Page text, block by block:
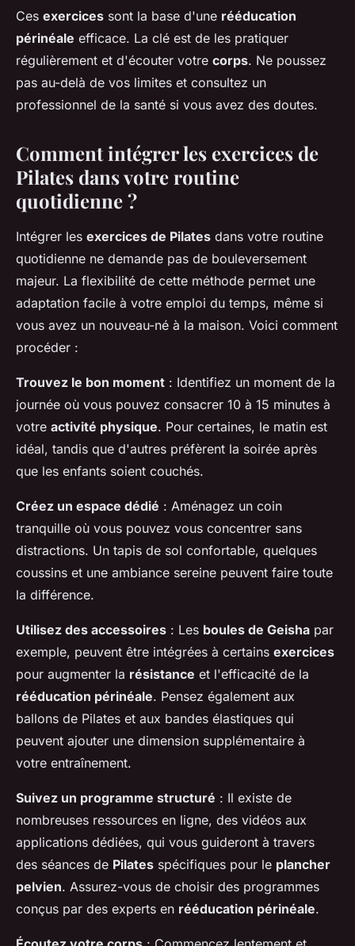
Ces exercices sont la base d'une rééducation
périnéale efficace. La clé est de les pratiquer
régulièrement et d'écouter votre corps. Ne poussez
pas au-delà de vos limites et consultez un
professionnel de la santé si vous avez des doutes.
Comment intégrer les exercices de
Pilates dans votre routine
quotidienne ?
Intégrer les exercices de Pilates dans votre routine
quotidienne ne demande pas de bouleversement
majeur. La flexibilité de cette méthode permet une
adaptation facile à votre emploi du temps, même si
vous avez un nouveau-né à la maison. Voici comment
procéder :
Trouvez le bon moment : Identifiez un moment de la
journée où vous pouvez consacrer 10 à 15 minutes à
votre activité physique. Pour certaines, le matin est
idéal, tandis que d'autres préfèrent la soirée après
que les enfants soient couchés.
Créez un espace dédié : Aménagez un coin
tranquille où vous pouvez vous concentrer sans
distractions. Un tapis de sol confortable, quelques
coussins et une ambiance sereine peuvent faire toute
la différence.
Utilisez des accessoires : Les boules de Geisha par
exemple, peuvent être intégrées à certains exercices
pour augmenter la résistance et l'efficacité de la
rééducation périnéale. Pensez également aux
ballons de Pilates et aux bandes élastiques qui
peuvent ajouter une dimension supplémentaire à
votre entraînement.
Suivez un programme structuré : Il existe de
nombreuses ressources en ligne, des vidéos aux
applications dédiées, qui vous guideront à travers
des séances de Pilates spécifiques pour le plancher
pelvien. Assurez-vous de choisir des programmes
conçus par des experts en rééducation périnéale.